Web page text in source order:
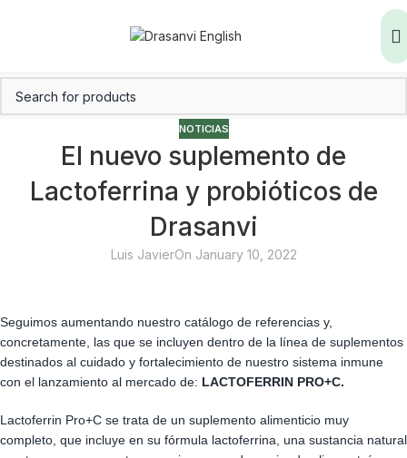
NOTICIAS
El nuevo suplemento de
Lactoferrina y probióticos de
Drasanvi
Luis JavierOn January 10, 2022
Seguimos aumentando nuestro catálogo de referencias y,
concretamente, las que se incluyen dentro de la línea de suplementos
destinados al cuidado y fortalecimiento de nuestro sistema inmune
con el lanzamiento al mercado de: LACTOFERRIN PRO+C.
Lactoferrin Pro+C se trata de un suplemento alimenticio muy
completo, que incluye en su fórmula lactoferrina, una sustancia natural